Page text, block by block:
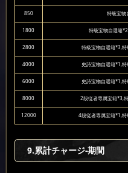
850 特級宝物
1800 特級宝物自選箱
2800 特級宝物自選箱*3,
4000 史詩宝物自選箱*1,
6000 史詩宝物自選箱*1,
8000 2段従者専属宝箱*3,
12000 4段従者専属宝箱*1,
9.累計チャージ-期間